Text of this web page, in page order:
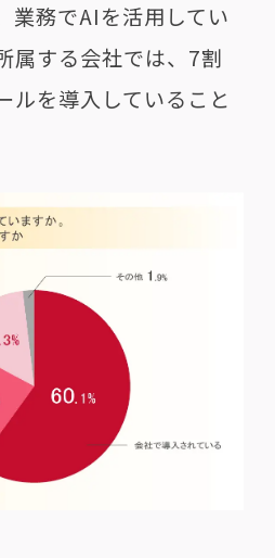
業務でAIを活用してい
属する会社では、7割
ルを導入していること